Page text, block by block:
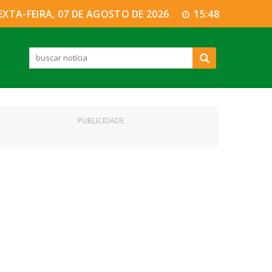
FEIRA, 07 DE AGOSTO DE 2026 15:48
PUBLICIDADE